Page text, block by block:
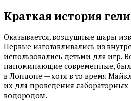
Краткая история
Оказывается, воздушные шары
Первые изготавливались из
использовались детьми для игр.
напоминающие современные,
в Лондоне — хотя в то время
их для проведения лабораторных
водородом.